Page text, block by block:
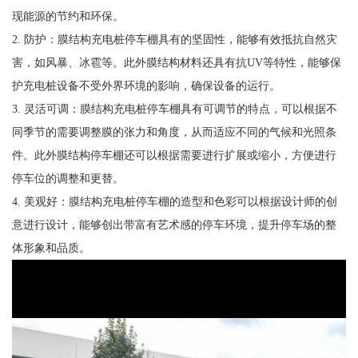
现能源的节约和环保。
2. 防护：膜结构充电桩停车棚具有的坚固性，能够有效抵抗自然灾
害，如风暴、冰雹等。此外膜结构材料还具有抗UV等特性，能够保
护充电桩设备不受外界环境的影响，确保设备的运行。
3. 灵活可调：膜结构充电桩停车棚具有可调节的特点，可以根据不
同季节的需要调整膜的张力和角度，从而适应不同的气候和光照条
件。此外膜结构停车棚还可以根据需要进行扩展或缩小，方便进行
停车位的调整和更替。
4. 美观好：膜结构充电桩停车棚的造型和色彩可以根据设计师的创
意进行设计，能够创出带富有艺术感的停车环境，提升停车场的整
体形象和品质。